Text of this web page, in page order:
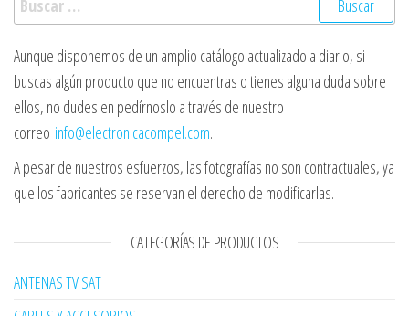
Aunque disponemos de un amplio catálogo actualizado a diario, si
buscas algún producto que no encuentras o tienes alguna duda sobre
ellos, no dudes en pedírnoslo a través de nuestro
correo info@electronicacompel.com.
A pesar de nuestros esfuerzos, las fotografías no son contractuales, ya
que los fabricantes se reservan el derecho de modificarlas.
CATEGORÍAS DE PRODUCTOS
ANTENAS TV SAT